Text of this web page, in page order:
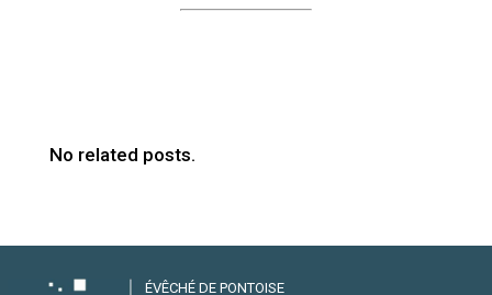
No related posts.
ÉVÊCHÉ DE PONTOISE